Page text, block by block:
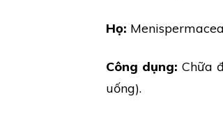
Họ:
Công dụng: Chữa
uống).